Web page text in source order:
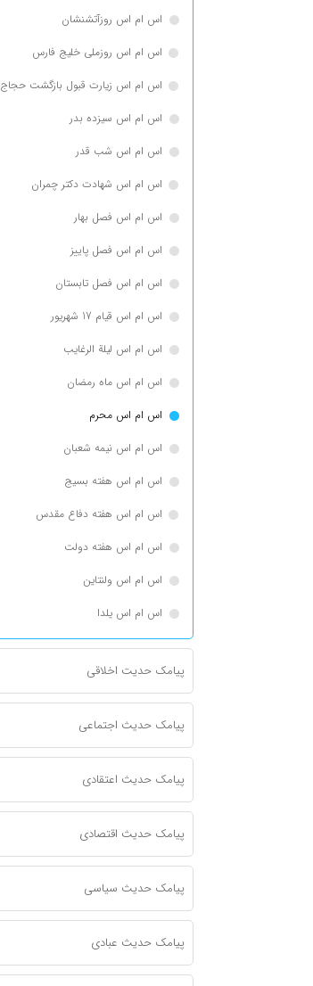
اس ام اس روزآتشنشان
اس ام اس روزملی خلیج فارس
اس ام اس زیارت قبول بازگشت حجاج
اس ام اس سیزده بدر
اس ام اس شب قدر
اس ام اس شهادت دکتر چمران
اس ام اس فصل بهار
اس ام اس فصل پاییز
اس ام اس فصل تابستان
اس ام اس قیام 17 شهریور
اس ام اس لیلة الرغایب
اس ام اس ماه رمضان
اس ام اس محرم
اس ام اس نیمه شعبان
اس ام اس هفته بسیج
اس ام اس هفته دفاع مقدس
اس ام اس هفته دولت
اس ام اس ولنتاین
اس ام اس یلدا
پیامک حدیت اخلاقی
پیامک حدیث اجتماعی
پیامک حدیث اعتقادی
پیامک حدیث اقتصادی
پیامک حدیث سیاسی
پیامک حدیث عبادی